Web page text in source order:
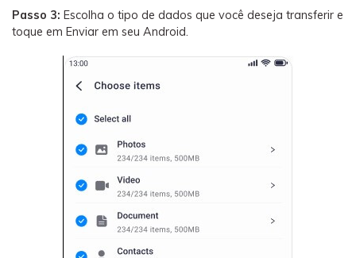
Passo 3: Escolha o tipo de dados que você deseja transferir e
toque em Enviar em seu Android.